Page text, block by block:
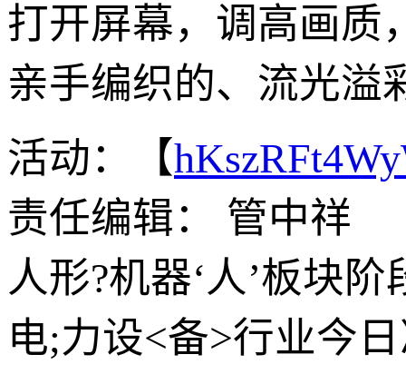
打开屏幕，调高画质
亲手编织的、流光溢
活动：【
责任编辑： 管中祥
人形?机器‘人’板块
电;力设<备>行业今